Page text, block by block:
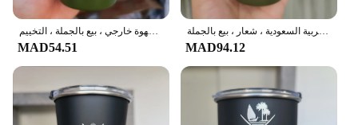
MAD54.51 MAD94.12